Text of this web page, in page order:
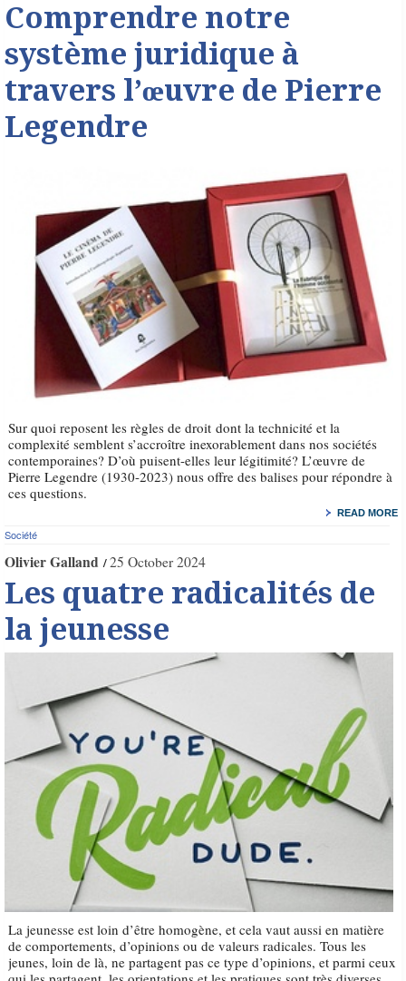
Comprendre notre
système juridique à
travers l’œuvre de Pierre
Legendre
Sur quoi reposent les règles de droit dont la technicité et la
complexité semblent s’accroître inexorablement dans nos sociétés
contemporaines? D’où puisent-elles leur légitimité? L’œuvre de
Pierre Legendre (1930-2023) nous offre des balises pour répondre à
ces questions.
READ MORE
Société
Olivier Galland 25 October 2024
Les quatre radicalités de
la jeunesse
La jeunesse est loin d’être homogène, et cela vaut aussi en matière
de comportements, d’opinions ou de valeurs radicales. Tous les
jeunes, loin de là, ne partagent pas ce type d’opinions, et parmi ceux